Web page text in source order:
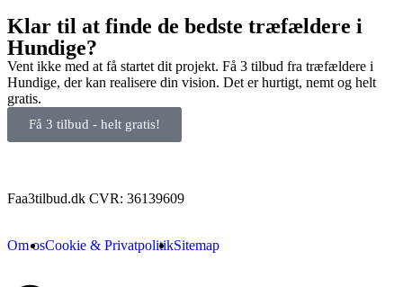
Klar til at finde de bedste træfældere i
Hundige?
Vent ikke med at få startet dit projekt. Få 3 tilbud fra træfældere i
Hundige, der kan realisere din vision. Det er hurtigt, nemt og helt
gratis.
Få 3 tilbud - helt gratis!
Faa3tilbud.dk CVR: 36139609
Om osCookie & PrivatpolitikSitemap